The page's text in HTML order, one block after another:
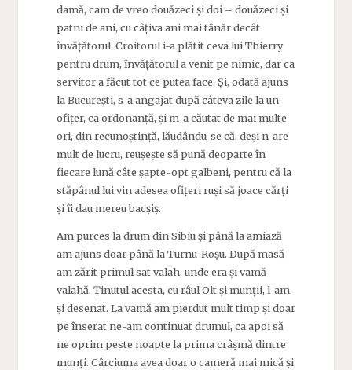
damă, cam de vreo douăzeci și doi – douăzeci și
patru de ani, cu câțiva ani mai tânăr decât
învățătorul. Croitorul i-a plătit ceva lui Thierry
pentru drum, învățătorul a venit pe nimic, dar ca
servitor a făcut tot ce putea face. Și, odată ajuns
la București, s-a angajat după câteva zile la un
ofițer, ca ordonanță, și m-a căutat de mai multe
ori, din recunoștință, lăudându-se că, deși n-are
mult de lucru, reușește să pună deoparte în
fiecare lună câte șapte-opt galbeni, pentru că la
stăpânul lui vin adesea ofițeri ruși să joace cărți
și îi dau mereu bacșiș.
Am purces la drum din Sibiu și până la amiază
am ajuns doar până la Turnu-Roșu. După masă
am zărit primul sat valah, unde era și vamă
valahă. Ținutul acesta, cu râul Olt și munții, l-am
și desenat. La vamă am pierdut mult timp și doar
pe înserat ne-am continuat drumul, ca apoi să
ne oprim peste noapte la prima crâșmă dintre
munți. Cârciuma avea doar o cameră mai mică și